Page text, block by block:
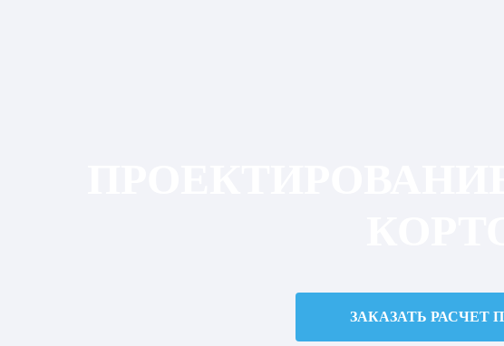
ЗАКАЗАТЬ РАСЧЕТ